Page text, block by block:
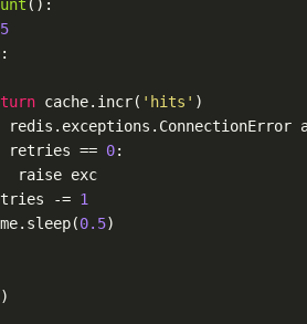
() :
5
cache.incr( 'hits' )
redis.exceptions.ConnectionError
retries == 0:
raise exc
-=
1
0.5)